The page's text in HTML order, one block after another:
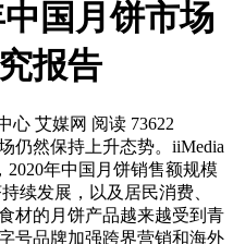
国月饼市场
报告
心 艾媒网 阅读 73622
仍然保持上升态势。iiMedia
2020年中国月饼销售额规模
续发展，以及居民消费、
材的月饼产品越来越受到青
号品牌加强跨界营销和海外